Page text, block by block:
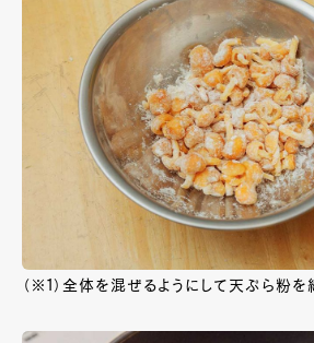
（※1）全体を混ぜるようにして天ぷら粉を